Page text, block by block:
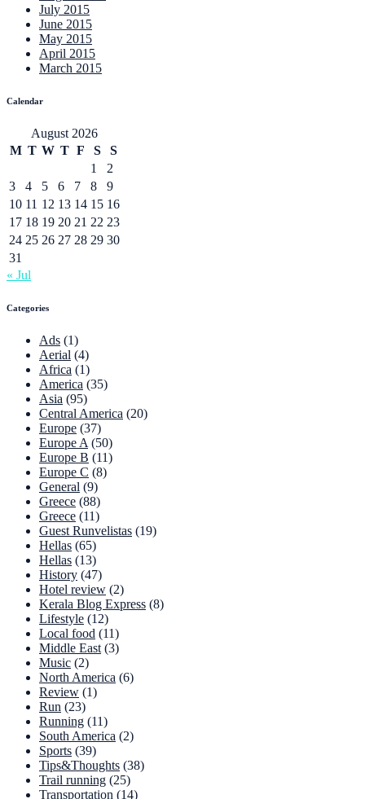
July 2015
June 2015
May 2015
April 2015
March 2015
Calendar
August 2026
M T W T F S
S
1
2
3
4 5 6 7 8
9
10 11 12 13 14 15 16
17 18 19 20 21 22 23
24 25 26 27 28 29 30
31
« Jul
Categories
Ads (1)
Aerial (4)
Africa (1)
America (35)
Asia (95)
Central America (20)
Europe (37)
Europe A (50)
Europe B (11)
Europe C (8)
General (9)
Greece (88)
Greece (11)
Guest Runvelistas (19)
Hellas (65)
Hellas (13)
History (47)
Hotel review (2)
Kerala Blog Express (8)
Lifestyle (12)
Local food (11)
Middle East (3)
Music (2)
North America (6)
Review (1)
Run (23)
Running (11)
South America (2)
Sports (39)
Tips&Thoughts (38)
Trail running (25)
Transportation (14)